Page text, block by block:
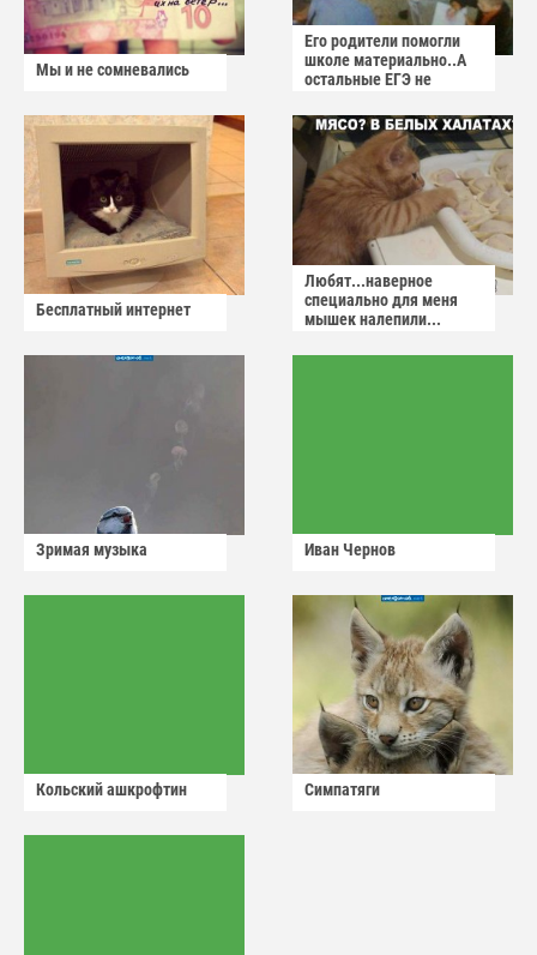
Мы и не сомневались
Его родители помогли
школе материально..А
остальные ЕГЭ не
Бесплатный интернет
Любят...наверное
специально для меня
мышек налепили...
Зримая музыка Иван Чернов
Кольский ашкрофтин Симпатяги